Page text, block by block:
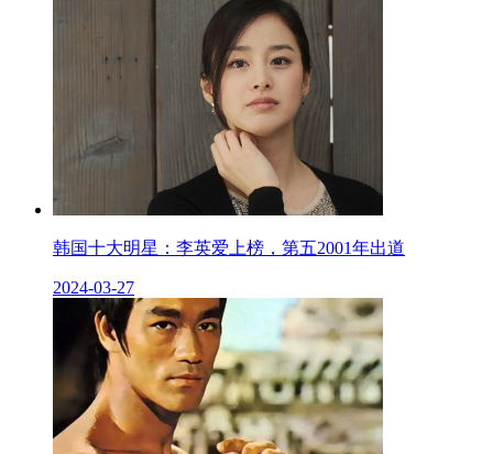
韩国十大明星：李英爱上榜，第五2001年出道
2024-03-27